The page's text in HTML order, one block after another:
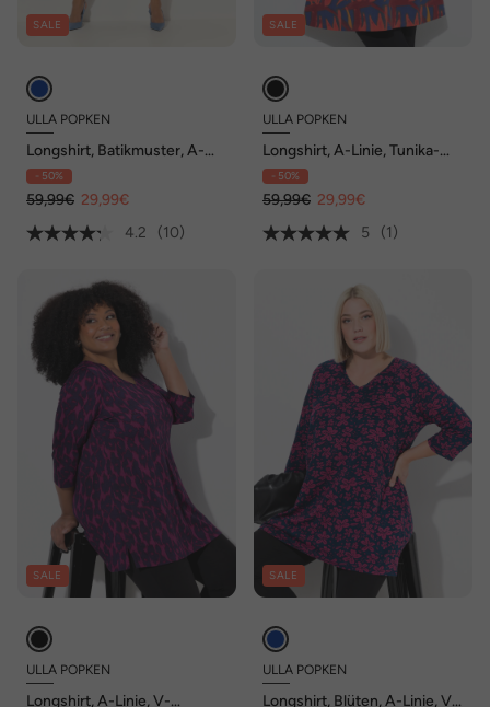
SALE
ULLA POPKEN
Longshirt, Batikmuster, A-
Linie, V-Ausschnitt, 3/4-Arm
- 50%
59,99€ 29,99€
4.2
(10)
SALE
ULLA POPKEN
Longshirt, A-Linie, Tunika-
Ausschnitt, 3/4-Arm
- 50%
59,99€ 29,99€
5
(1)
SALE
ULLA POPKEN
Longshirt, A-Linie, V-
SALE
ULLA POPKEN
Longshirt, Blüten, A-Linie, V-